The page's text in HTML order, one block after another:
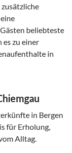
beliebteste
zu einer
in
in Bergen
für Erholung,
Alltag.